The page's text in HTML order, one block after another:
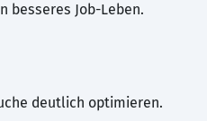
besseres Job-Leben.
deutlich optimieren.